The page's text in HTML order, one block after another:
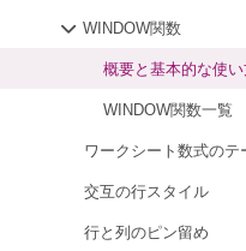
WINDOW関数
概要と基本的な使
WINDOW関数一覧
ワークシート数式のテ
交互の行スタイル
行と列のピン留め